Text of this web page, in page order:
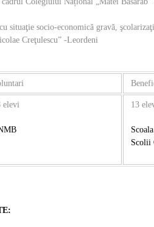
situaţie socio-economică gravă,
Creţulescu” -Leordeni
elevi 13
Scolii